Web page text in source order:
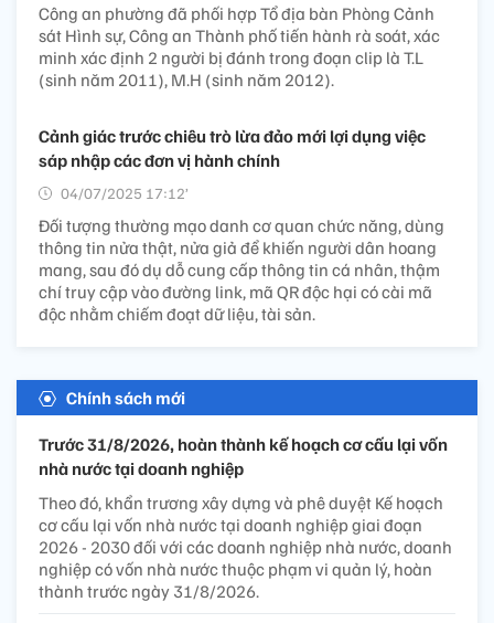
Công an phường đã phối hợp Tổ địa bàn Phòng Cảnh
sát Hình sự, Công an Thành phố tiến hành rà soát, xác
minh xác định 2 người bị đánh trong đoạn clip là T.L
(sinh năm 2011), M.H (sinh năm 2012).
Cảnh giác trước chiêu trò lừa đảo mới lợi dụng việc
sáp nhập các đơn vị hành chính
04/07/2025 17:12’
Đối tượng thường mạo danh cơ quan chức năng, dùng
thông tin nửa thật, nửa giả để khiến người dân hoang
mang, sau đó dụ dỗ cung cấp thông tin cá nhân, thậm
chí truy cập vào đường link, mã QR độc hại có cài mã
độc nhằm chiếm đoạt dữ liệu, tài sản.
Chính sách mới
Trước 31/8/2026, hoàn thành kế hoạch cơ cấu lại vốn
nhà nước tại doanh nghiệp
Theo đó, khẩn trương xây dựng và phê duyệt Kế hoạch
cơ cấu lại vốn nhà nước tại doanh nghiệp giai đoạn
2026 - 2030 đối với các doanh nghiệp nhà nước, doanh
nghiệp có vốn nhà nước thuộc phạm vi quản lý, hoàn
thành trước ngày 31/8/2026.